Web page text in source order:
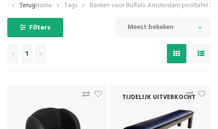
TerugHome Tags Banken voor Buffalo Amsterdam pooltafel
Filters Meest bekeken
1
TIJDELIJK UITVERKOCHT